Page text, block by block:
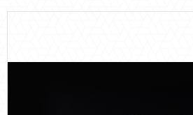
陶瓷類